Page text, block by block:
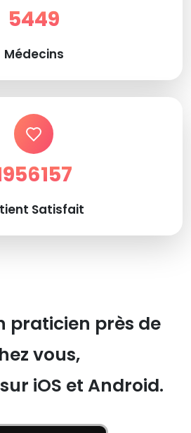
5449
Médecins
Satisfait
praticien près de
vous,
iOS et Android.